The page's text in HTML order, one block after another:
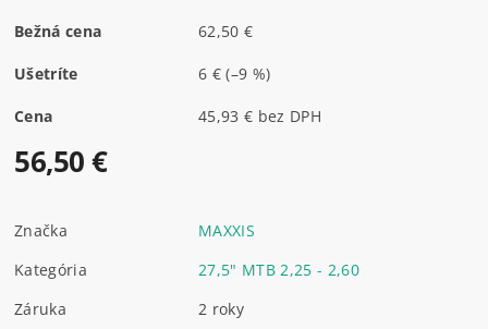
Bežná cena 62,50 €
Ušetríte 6 €(–9 %)
Cena 45,93 € bez DPH
56,50 €
Značka
MAXXIS
Kategória
27,5" MTB 2,25 - 2,60
Záruka
2 roky